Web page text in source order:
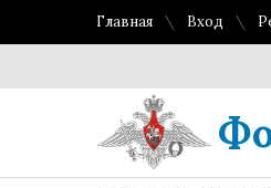
Главная Вход